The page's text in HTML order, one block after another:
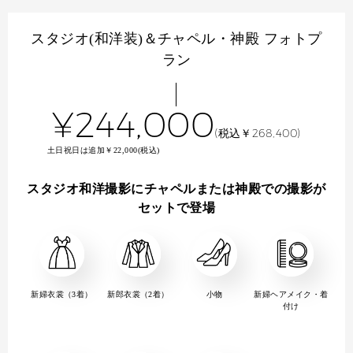
スタジオ(和洋装)＆チャペル・神殿 フォトプ
ラン
¥244,000(税込￥268,400)
土日祝日は追加￥22,000(税込)
スタジオ和洋撮影にチャペルまたは神殿での撮影が
セットで登場
新婦衣裳（3着） 新郎衣裳（2着） 小物
新婦ヘアメイク・着
付け